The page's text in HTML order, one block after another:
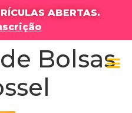
ABERTAS.
Bolsas